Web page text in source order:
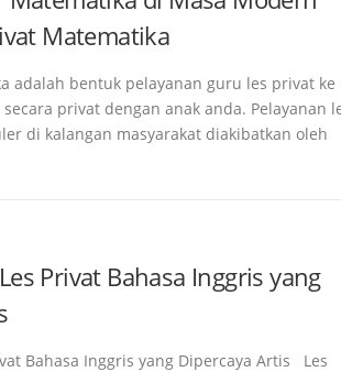
Matematika
adalah bentuk pelayanan guru les privat ke
privat dengan anak anda. Pelayanan
di kalangan masyarakat diakibatkan oleh
Privat Bahasa Inggris yang
Bahasa Inggris yang Dipercaya Artis Les